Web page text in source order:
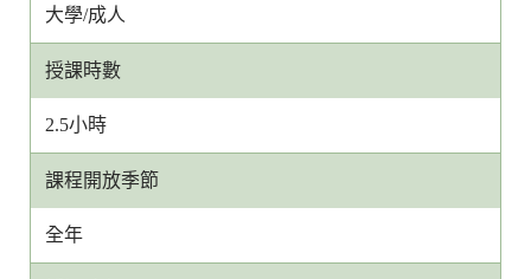
大學/成人
授課時數
2.5小時
課程開放季節
全年